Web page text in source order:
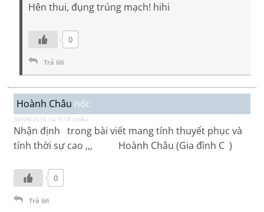
Hên thui, đụng trúng mạch! hihi
0
Trả lời
Hoành Châu nói:
30/04/2016 lúc 9:18 chiều
Nhận định trong bài viết mang tính thuyết phục và
tính thời sự cao ,,, Hoành Châu (Gia đình C )
0
Trả lời